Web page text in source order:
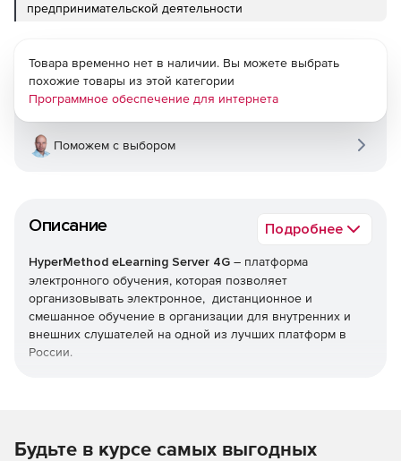
предпринимательской деятельности
Описание Подробнее
HyperMethod eLearning Server 4G – платформа
электронного обучения, которая позволяет
организовывать электронное, дистанционное и
смешанное обучение в организации для внутренних и
внешних слушателей на одной из лучших платформ в
России.
Товара временно нет в наличии. Вы можете выбрать
похожие товары из этой категории
Программное обеспечение для интернета
Поможем с выбором
Будьте в курсе самых выгодных